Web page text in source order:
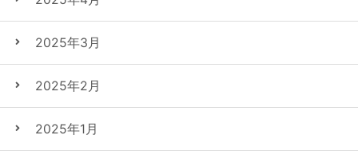
2025年3月
2025年2月
2025年1月